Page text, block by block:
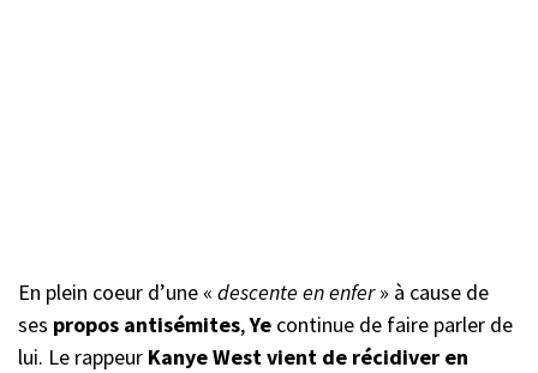
En plein coeur d’une « descente en enfer» à cause de
ses propos antisémites,Ye continue de faire parler de
lui. Le rappeur Kanye West vient de récidiver en